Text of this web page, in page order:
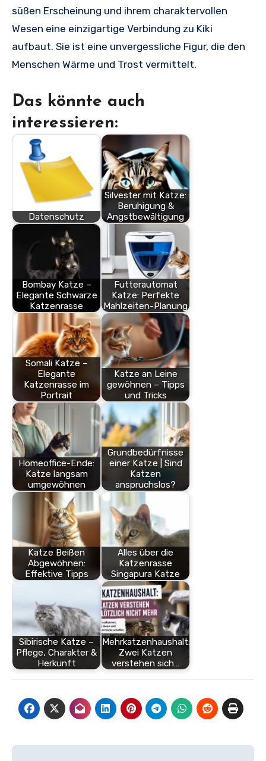
süßen Erscheinung und ihrem charaktervollen
Wesen eine einzigartige Verbindung zu Kiki
aufbaut. Sie ist eine unvergessliche Figur, die den
Menschen Wärme und Trost vermittelt.
Das könnte auch
interessieren:
Datenschutz
Silvester mit Katze:
Beruhigung &
Angstbewältigung
Bombay Katze –
Elegante Schwarze
Katzenrasse
Futterautomat
Katze: Perfekte
Mahlzeiten-Planung
Somali Katze –
Elegante
Katzenrasse im
Portrait
Katze an Leine
gewöhnen – Tipps
und Tricks
Homeoffice-Ende:
Katze langsam
umgewöhnen
Grundbedürfnisse
einer Katze | Sind
Katzen
anspruchslos?
Katze Beißen
Abgewöhnen:
Effektive Tipps
Alles über die
Katzenrasse
Singapura Katze
Sibirische Katze –
Pflege, Charakter &
Herkunft
Mehrkatzenhaushalt:
Zwei Katzen
verstehen sich…